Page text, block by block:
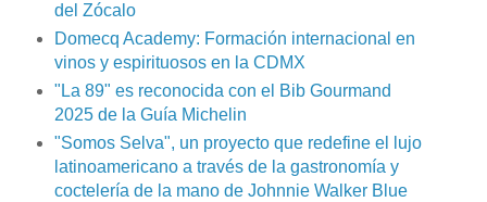
del Zócalo
Domecq Academy: Formación internacional en
vinos y espirituosos en la CDMX
"La 89" es reconocida con el Bib Gourmand
2025 de la Guía Michelin
"Somos Selva", un proyecto que redefine el lujo
latinoamericano a través de la gastronomía y
coctelería de la mano de Johnnie Walker Blue